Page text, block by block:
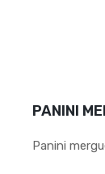
PANINI
Panini